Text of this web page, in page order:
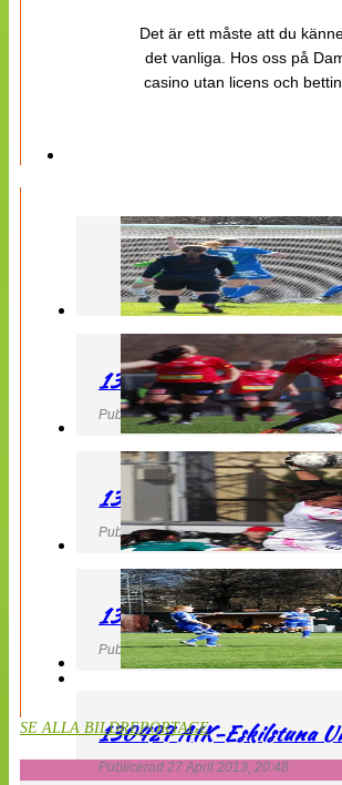
Det är ett måste att du
det vanliga. Hos oss på
casino utan licens och
130427 LB 07 – QBIK
Publicerad 27 April 2013, 22:40
130427 IF Limhamn
Publicerad 27 April 2013, 21:10
130427 LdB FC Malmö –
Publicerad 27 April 2013, 20:54
130427 AIK-Eskilstuna
Publicerad 27 April 2013, 20:48
SE ALLA BILDREPORTAGE